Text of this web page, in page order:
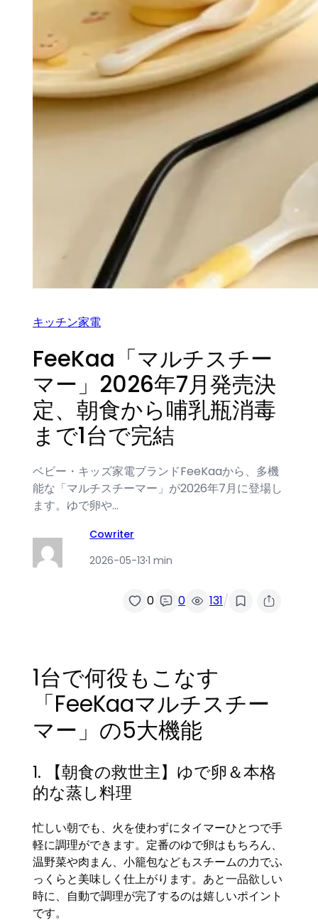
キッチン家電
FeeKaa「マルチスチー
マー」2026年7月発売決
定、朝食から哺乳瓶消毒
まで1台で完結
ベビー・キッズ家電ブランドFeeKaaから、多機
能な「マルチスチーマー」が2026年7月に登場し
ます。ゆで卵や…
Cowriter
2026-05-13·1 min
0 0 131/
1台で何役もこなす
「FeeKaaマルチスチー
マー」の5大機能
1. 【朝食の救世主】ゆで卵＆本格
的な蒸し料理
忙しい朝でも、火を使わずにタイマーひとつで手
軽に調理ができます。定番のゆで卵はもちろん、
温野菜や肉まん、小籠包などもスチームの力でふ
っくらと美味しく仕上がります。あと一品欲しい
時に、自動で調理が完了するのは嬉しいポイント
です。